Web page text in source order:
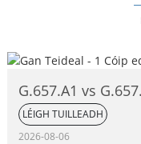
G.657.A1 vs
Neamh-íogair ó
Comparáid Iomlán
LÉIGH TUILLEADH
2026-08-06